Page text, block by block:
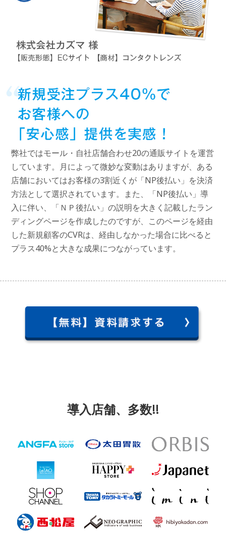
弊社ではモール・自社店舗合わせ20の通販サイトを運営
しています。月によって微妙な変動はありますが、ある
店舗においてはお客様の3割近くが「NP後払い」を決済
方法として選択されています。また、「NP後払い」導
入に伴い、「ＮＰ後払い」の説明を大きく記載したラン
ディングページを作成したのですが、このページを経由
した新規顧客のCVRは、経由しなかった場合に比べると
プラス40%と大きな成果につながっています。
導入店舗、多数!!